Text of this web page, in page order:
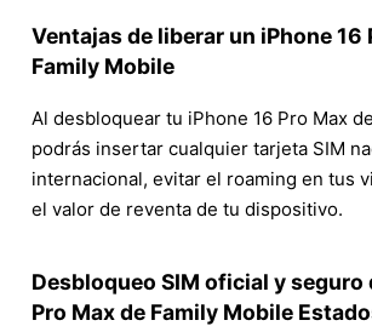
Ventajas de liberar un iPhone 16
Family Mobile
Al desbloquear tu iPhone 16 Pro Max
podrás insertar cualquier tarjeta SIM
internacional, evitar el roaming en tus
el valor de reventa de tu dispositivo.
Desbloqueo SIM oficial y seguro
Pro Max de Family Mobile